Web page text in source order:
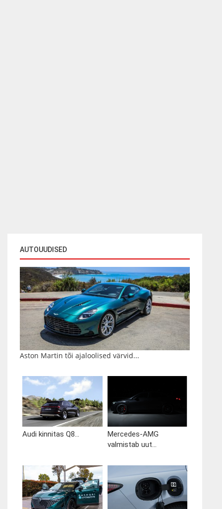
AUTOUUDISED
Aston Martin tõi ajaloolised värvid...
Audi kinnitas Q8...
Mercedes-AMG
valmistab uut...